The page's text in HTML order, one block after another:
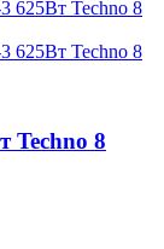
Techno 8